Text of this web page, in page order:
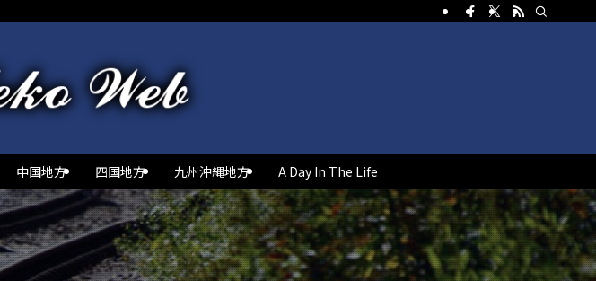
中国地方 四国地方 九州沖縄地方 A Day In The Life